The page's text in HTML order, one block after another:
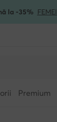
la -35% FEMEI
Premium